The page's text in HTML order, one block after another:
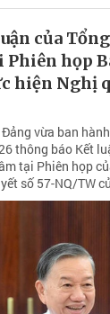
của
Phiên họp
hiện Nghị
vừa ban
thông báo Kết
tại Phiên họp
số 57-NQ/TW